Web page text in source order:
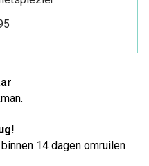
14 dagen omruilen